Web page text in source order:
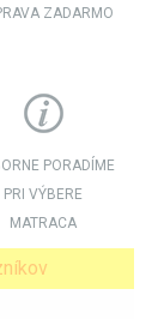
ZADARMO
PORADÍME
PRI VÝBERE
MATRACA